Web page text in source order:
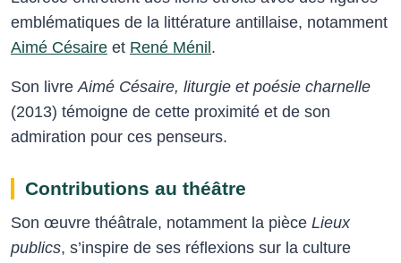
emblématiques de la littérature antillaise, notamment
Aimé Césaire et René Ménil .
Son livreAimé Césaire, liturgie et poésie charnelle
(2013) témoigne de cette proximité et de son
admiration pour ces penseurs.
Contributions au théâtre
Son œuvre théâtrale, notamment la pièce Lieux
publics, s’inspire de ses réflexions sur la culture